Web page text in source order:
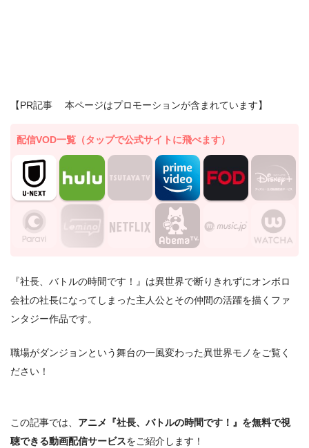
【PR記事 本ページはプロモーションが含まれています】
配信VOD一覧（タップで公式サイトに飛べます）
『社長、バトルの時間です！』は異世界で断りきれずにオンボロ
会社の社長になってしまった主人公とその仲間の活躍を描くファ
ンタジー作品です。
職場がダンジョンという舞台の一風変わった異世界モノをご覧く
ださい！
この記事では、 アニメ『社長、バトルの時間です！』を無料で視
聴できる動画配信サービスをご紹介します！